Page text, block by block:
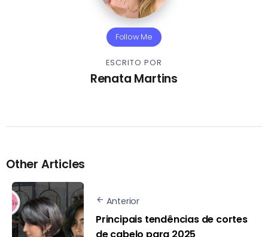
Follow Me
ESCRITO POR
Renata Martins
Other Articles
Anterior
Principais tendências de cortes